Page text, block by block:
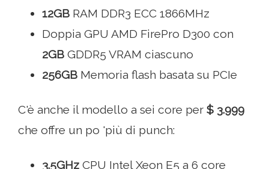
12GB RAM DDR3 ECC 1866MHz
Doppia GPU AMD FirePro D300 con
2GB GDDR5 VRAM ciascuno
256GB Memoria flash basata su PCIe
C'è anche il modello a sei core per $ 3.999
che offre un po 'più di punch:
3.5GHz CPU Intel Xeon E5 a 6 core